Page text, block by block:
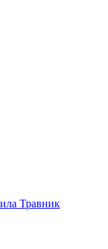
Травник